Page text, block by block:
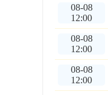
08-08
12:00
08-08
12:00
08-08
12:00